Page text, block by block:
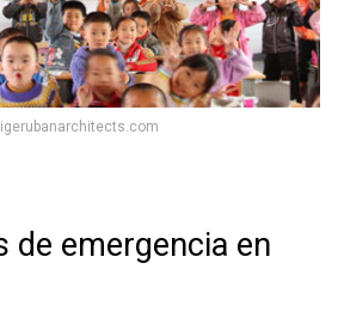
de emergencia en